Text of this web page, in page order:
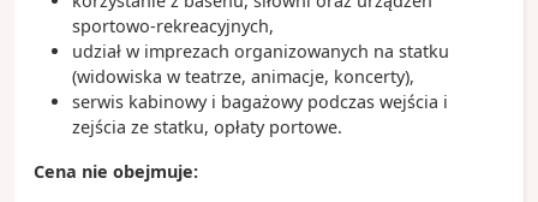
sportowo-rekreacyjnych,
udział w imprezach organizowanych na statku
(widowiska w teatrze, animacje, koncerty),
serwis kabinowy i bagażowy podczas wejścia i
zejścia ze statku, opłaty portowe.
Cena nie obejmuje: